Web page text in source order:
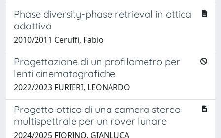
Phase diversity-phase retrieval in ottica
adattiva
2010/2011 Ceruffi, Fabio
Progettazione di un profilometro per
lenti cinematografiche
2022/2023 FURIERI, LEONARDO
Progetto ottico di una camera stereo
multispettrale per un rover lunare
2024/2025 FIORINO, GIANLUCA